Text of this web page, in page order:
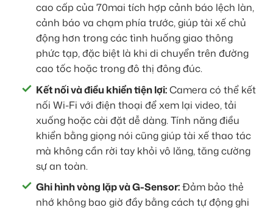
cao cấp của 70mai tích hợp cảnh báo lệch làn,
cảnh báo va chạm phía trước, giúp tài xế chủ
động hơn trong các tình huống giao thông
phức tạp, đặc biệt là khi di chuyển trên đường
cao tốc hoặc trong đô thị đông đúc.
Kết nối và điều khiển tiện lợi:Camera có thể kết
nối Wi-Fi với điện thoại để xem lại video, tải
xuống hoặc cài đặt dễ dàng. Tính năng điều
khiển bằng giọng nói cũng giúp tài xế thao tác
mà không cần rời tay khỏi vô lăng, tăng cường
sự an toàn.
Ghi hình vòng lặp và G-Sensor:Đảm bảo thẻ
nhớ không bao giờ đầy bằng cách tự động ghi